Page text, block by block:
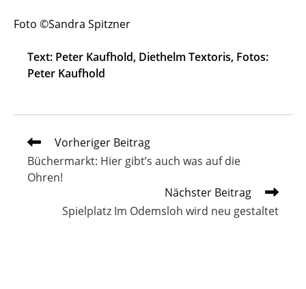
Foto ©Sandra Spitzner
Text: Peter Kaufhold, Diethelm Textoris, Fotos:
Peter Kaufhold
Weitere
Artikel
ansehen
Vorheriger Beitrag
Büchermarkt: Hier gibt’s auch was auf die
Ohren!
Nächster Beitrag
Spielplatz Im Odemsloh wird neu gestaltet